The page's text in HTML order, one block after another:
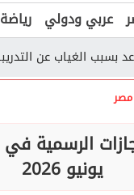
عربي ودولي رياضة
الغياب عن التدريبات
مصر
يونيو 2026